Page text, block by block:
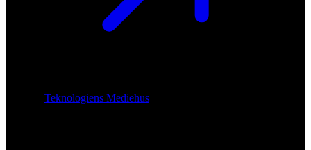
Teknologiens Mediehus